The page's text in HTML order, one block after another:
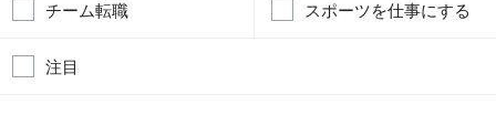
チーム転職 スポーツを仕事にする
注目